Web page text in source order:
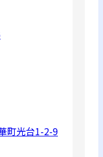
町光台1-2-9